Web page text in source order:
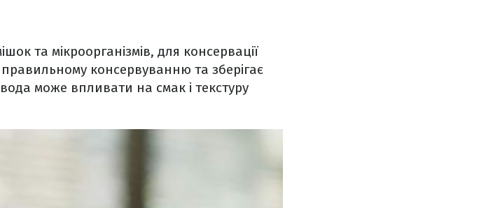
та мікроорганізмів, для консервації
консервуванню та зберігає
може впливати на смак і текстуру